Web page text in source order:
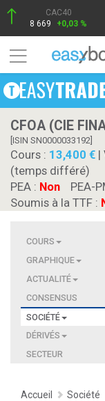
CAC40
8 669
+0,03 %
CFOA (CIE
[ISIN SN0000033192]
Cours : 13,400 |
(temps différé)
PEA : Non PEA-
Soumis à la TTF :
COURS
GRAPHIQUE
ACTUALITÉ
CONSENSUS
SOCIÉTÉ
DÉRIVÉS
SECTEUR
Accueil Société